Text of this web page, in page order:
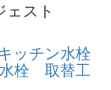
ッチン水栓
栓 取替工